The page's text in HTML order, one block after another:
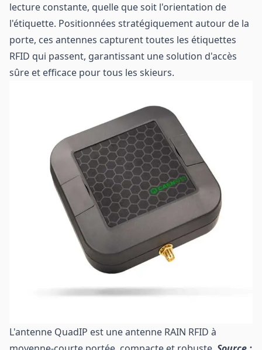
lecture constante, quelle que soit l'orientation de
l'étiquette. Positionnées stratégiquement autour de la
porte, ces antennes capturent toutes les étiquettes
RFID qui passent, garantissant une solution d'accès
sûre et efficace pour tous les skieurs.
L'antenne QuadIP est une antenne RAIN RFID à